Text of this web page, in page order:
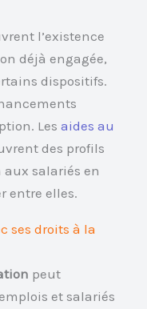
l’existence
déjà engagée,
dispositifs.
Lesaides au
des profils
salariés en
entre elles.
ses droits à la
peut
et salariés